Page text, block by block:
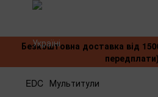
Безкоштовна доставка від
EDC Мультитули